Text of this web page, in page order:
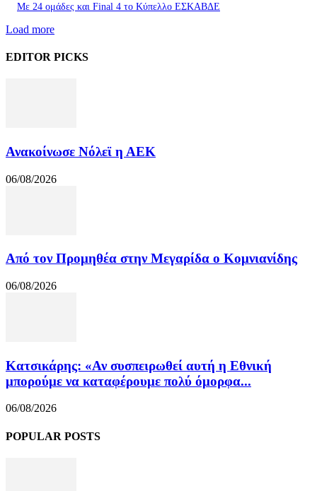
Με 24 ομάδες και Final 4 το Κύπελλο ΕΣΚΑΒΔΕ
Load more
EDITOR PICKS
Ανακοίνωσε Νόλεϊ η ΑΕΚ
06/08/2026
Από τον Προμηθέα στην Μεγαρίδα ο Κομνιανίδης
06/08/2026
Κατσικάρης: «Αν συσπειρωθεί αυτή η Εθνική
μπορούμε να καταφέρουμε πολύ όμορφα...
06/08/2026
POPULAR POSTS